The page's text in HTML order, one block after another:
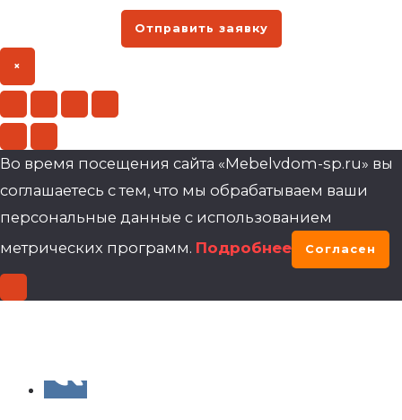
Отправить заявку
×
Во время посещения сайта «Mebelvdom-sp.ru» вы
соглашаетесь с тем, что мы обрабатываем ваши
персональные данные с использованием
метрических программ. Подробнее Согласен